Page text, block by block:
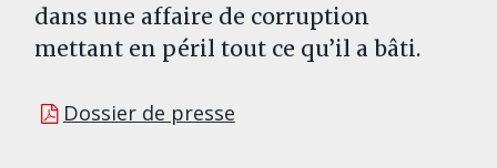
dans une affaire de corruption
mettant en péril tout ce qu’il a bâti.
Dossier de presse